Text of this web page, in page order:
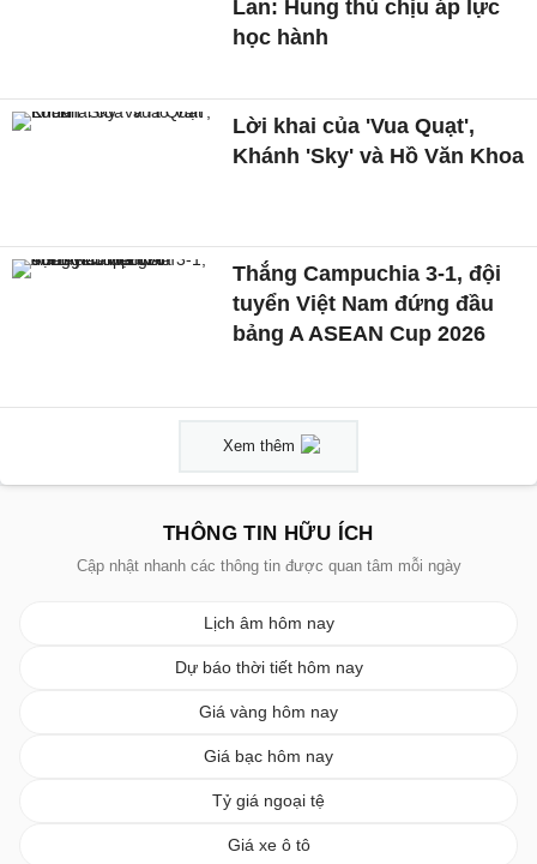
Lan: Hung thủ chịu áp lực
học hành
Lời khai của 'Vua Quạt',
Khánh 'Sky' và Hồ Văn Khoa
Thắng Campuchia 3-1, đội
tuyển Việt Nam đứng đầu
bảng A ASEAN Cup 2026
Xem thêm
THÔNG TIN HỮU ÍCH
Cập nhật nhanh các thông tin được quan tâm mỗi ngày
Lịch âm hôm nay
Dự báo thời tiết hôm nay
Giá vàng hôm nay
Giá bạc hôm nay
Tỷ giá ngoại tệ
Giá xe ô tô